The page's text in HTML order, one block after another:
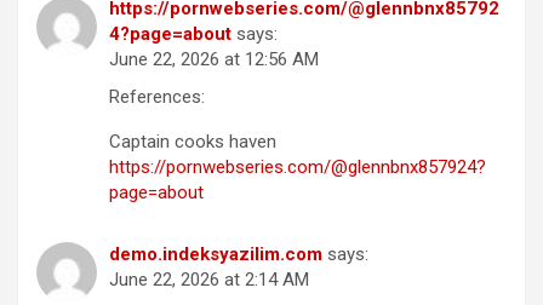
https://pornwebseries.com/@glennbnx85792
4?page=about says:
June 22, 2026 at 12:56 AM
References:
Captain cooks haven
https://pornwebseries.com/@glennbnx857924?
page=about
demo.indeksyazilim.com says:
June 22, 2026 at 2:14 AM